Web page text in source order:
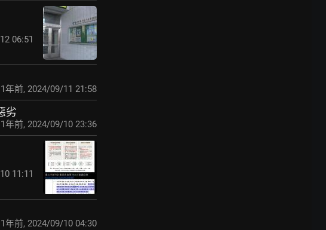
06:51
1年前, 2024/09/11 21:58
劣
1年前, 2024/09/10 23:36
11:11
1年前, 2024/09/10 04:30